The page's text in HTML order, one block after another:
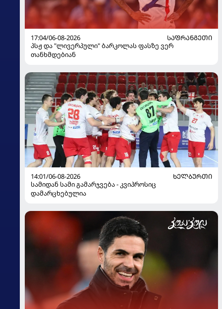
17:04/06-08-2026
ᲡᲐᲤᲠᲐᲜᲒᲔᲗᲘ
პსჟ და "ლივერპული" ბარკოლას ფასზე ვერ
თანხმდებიან
14:01/06-08-2026
ᲮᲔᲚᲑᲣᲠᲗᲘ
სამიდან სამი გამარჯვება - კვიპროსიც
დამარცხებულია